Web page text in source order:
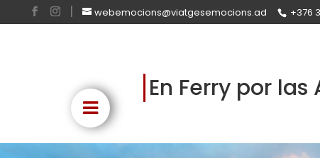
webemocions@viatgesemocions.ad +376
En Ferry por